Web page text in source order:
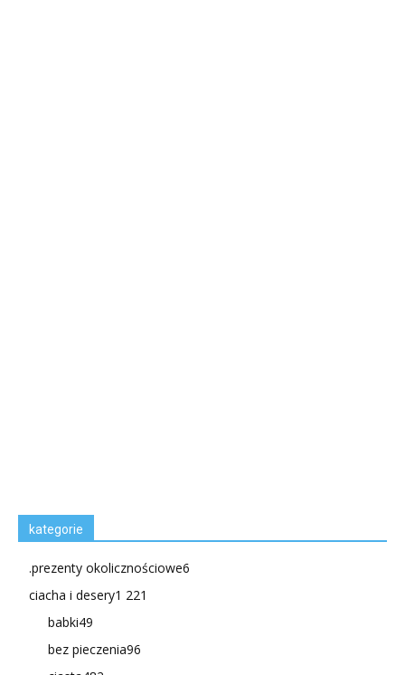
kategorie
.prezenty okolicznościowe6
ciacha i desery1 221
babki49
bez pieczenia96